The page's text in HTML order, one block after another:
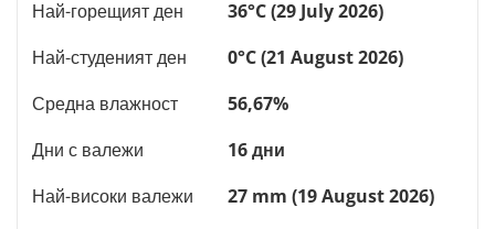
Най-горещият ден
36°C (29 July 2026)
Най-студеният ден
0°C (21 August 2026)
Средна влажност
56,67%
Дни с валежи
16 дни
Най-високи валежи
27 mm (19 August 2026)